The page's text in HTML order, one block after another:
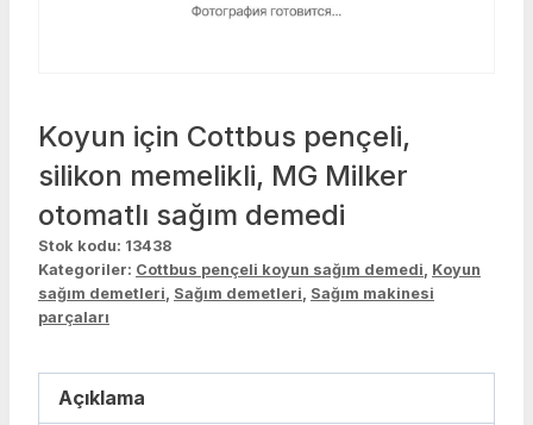
Koyun için Cottbus pençeli,
silikon memelikli, MG Milker
otomatlı sağım demedi
Stok kodu: 13438
Kategoriler: Cottbus pençeli koyun sağım demedi, Koyun
sağım demetleri, Sağım demetleri, Sağım makinesi
parçaları
Açıklama